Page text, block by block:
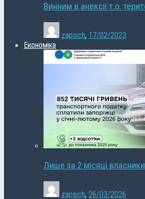
Винним в анексії т.о.
zapsich, 17/02/2023
Економіка
Лише за 2 місяці
zapsich, 26/03/2026